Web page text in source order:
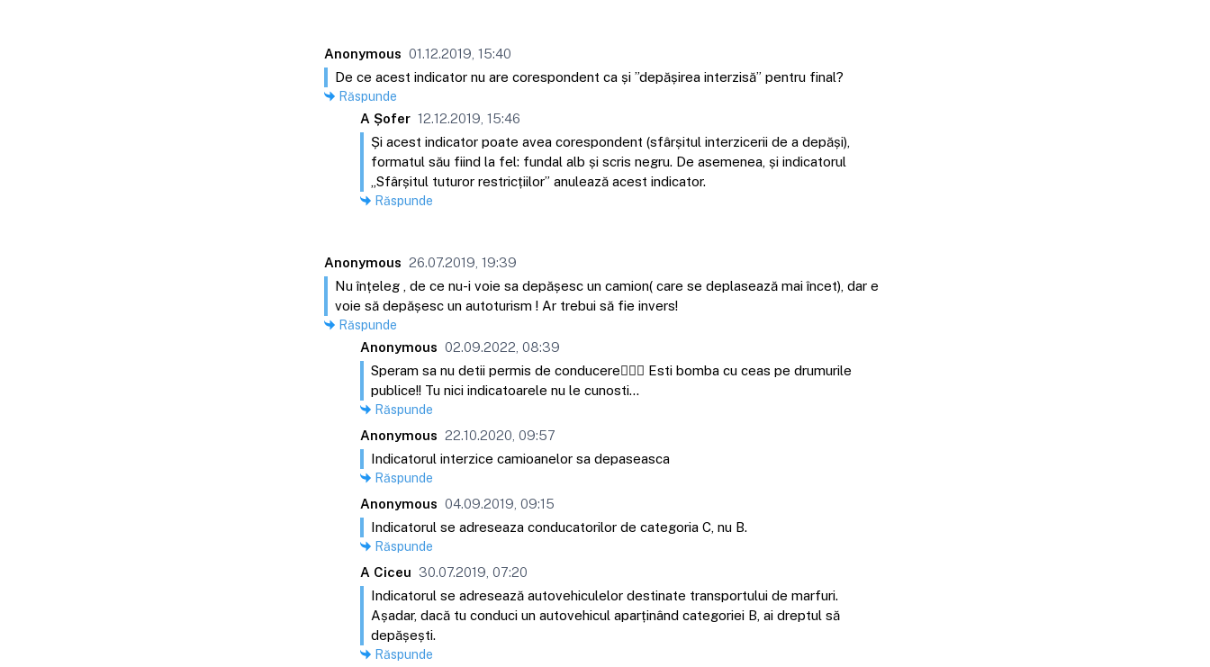
Anonymous 01.12.2019, 15:40
De ce acest indicator nu are corespondent ca și ”depășirea interzisă” pentru final?
Răspunde
A Șofer 12.12.2019, 15:46
Și acest indicator poate avea corespondent (sfârșitul interzicerii de a depăși),
formatul său fiind la fel: fundal alb și scris negru. De asemenea, și indicatorul
„Sfârșitul tuturor restricțiilor” anulează acest indicator.
Răspunde
Anonymous 26.07.2019, 19:39
Nu înțeleg , de ce nu-i voie sa depășesc un camion( care se deplasează mai încet), dar e
voie să depășesc un autoturism ! Ar trebui să fie invers!
Răspunde
Anonymous 02.09.2022, 08:39
Speram sa nu detii permis de conducere🤦🏼‍♂️ Esti bomba cu ceas pe drumurile
publice!! Tu nici indicatoarele nu le cunosti…
Răspunde
Anonymous 22.10.2020, 09:57
Indicatorul interzice camioanelor sa depaseasca
Răspunde
Anonymous 04.09.2019, 09:15
Indicatorul se adreseaza conducatorilor de categoria C, nu B.
Răspunde
A Ciceu 30.07.2019, 07:20
Indicatorul se adresează autovehiculelor destinate transportului de marfuri.
Așadar, dacă tu conduci un autovehicul aparținând categoriei B, ai dreptul să
depășești.
Răspunde